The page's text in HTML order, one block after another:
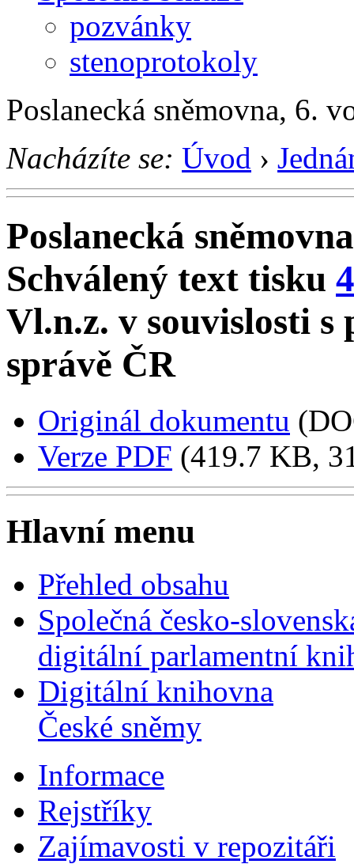
pozvánky
stenoprotokoly
Poslanecká sněmovna, 6.
Nacházíte se: Úvod ›
Poslanecká sněmovna
Schválený text tisku
Vl.n.z. v souvislosti
správě ČR
Originál dokumentu
Verze PDF (419.7 KB,
Hlavní menu
Přehled obsahu
Společná česko-
digitální parlamentní
Digitální knihovna
České sněmy
Informace
Rejstříky
Zajímavosti v repozitáři